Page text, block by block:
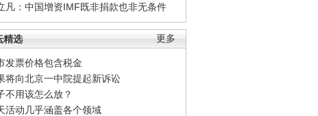
凡：中国增资IMF既非捐款也非无条件
更多
精选
发票价格包含税金
将向北京一中院提起新诉讼
不用该怎么放？
活动几乎涵盖各个领域